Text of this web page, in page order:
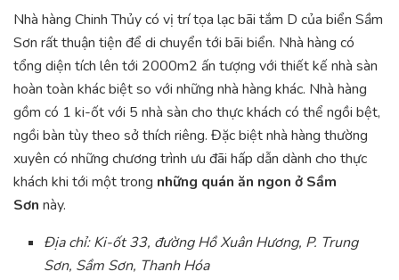
Nhà hàng Chinh Thủy có vị trí tọa lạc bãi tắm D của biển Sầm
Sơn rất thuận tiện để di chuyển tới bãi biển. Nhà hàng có
tổng diện tích lên tới 2000m2 ấn tượng với thiết kế nhà sàn
hoàn toàn khác biệt so với những nhà hàng khác. Nhà hàng
gồm có 1 ki-ốt với 5 nhà sàn cho thực khách có thể ngồi bệt,
ngồi bàn tùy theo sở thích riêng. Đặc biệt nhà hàng thường
xuyên có những chương trình ưu đãi hấp dẫn dành cho thực
khách khi tới một trong những quán ăn ngon ở Sầm
Sơn này.
Địa chỉ: Ki-ốt 33, đường Hồ Xuân Hương, P. Trung
Sơn, Sầm Sơn, Thanh Hóa